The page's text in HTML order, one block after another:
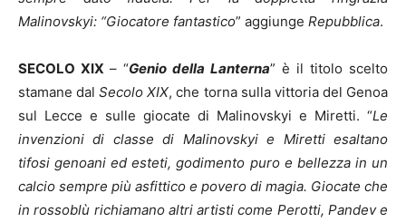
Malinovskyi: “Giocatore fantastico” aggiunge Repubblica.
SECOLO XIX – “Genio della Lanterna” è il titolo scelto
stamane dalSecolo XIX, che torna sulla vittoria del Genoa
sul Lecce e sulle giocate di Malinovskyi e Miretti. “Le
invenzioni di classe di Malinovskyi e Miretti esaltano
tifosi genoani ed esteti, godimento puro e bellezza in un
calcio sempre più asfittico e povero di magia. Giocate che
in rossoblù richiamano altri artisti come Perotti, Pandev e